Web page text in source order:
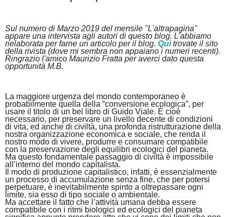
Sul numero di Marzo 2019 del mensile "L'altrapagina"
appare una intervista agli autori di questo blog. L'abbiamo
rielaborata per farne un articolo per il blog. Quitrovate il sito
della rivista (dove mi sembra non appaiano i numeri recenti).
Ringrazio l'amico Maurizio Fratta per averci dato questa
opportunità M.B.
La maggiore urgenza del mondo contemporaneo è
probabilmente quella della “conversione ecologica”, per
usare il titolo di un bel libro di Guido Viale. È cioè
necessario, per preservare un livello decente di condizioni
di vita, ed anche di civiltà, una profonda ristrutturazione della
nostra organizzazione economica e sociale, che renda il
nostro modo di vivere, produrre e consumare compatibile
con la preservazione degli equilibri ecologici del pianeta.
Ma questo fondamentale passaggio di civiltà è impossibile
all’interno del mondo capitalista.
Il modo di produzione capitalistico, infatti, è essenzialmente
un processo di accumulazione senza fine, che per potersi
perpetuare, è inevitabilmente spinto a oltrepassare ogni
limite, sia esso di tipo sociale o ambientale.
Ma accettare il fatto che l’attività umana debba essere
compatibile con i ritmi biologici ed ecologici del pianeta